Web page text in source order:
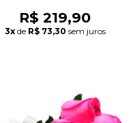
R$ 219,90
3x de R$ 73,30 sem juros